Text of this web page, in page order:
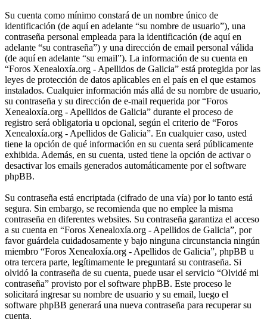
Su cuenta como mínimo constará de un nombre único de
identificación (de aquí en adelante “su nombre de usuario”), una
contraseña personal empleada para la identificación (de aquí en
adelante “su contraseña”) y una dirección de email personal válida
(de aquí en adelante “su email”). La información de su cuenta en
“Foros Xenealoxía.org - Apellidos de Galicia” está protegida por las
leyes de protección de datos aplicables en el país en el que estamos
instalados. Cualquier información más allá de su nombre de usuario,
su contraseña y su dirección de e-mail requerida por “Foros
Xenealoxía.org - Apellidos de Galicia” durante el proceso de
registro será obligatoria u opcional, según el criterio de “Foros
Xenealoxía.org - Apellidos de Galicia”. En cualquier caso, usted
tiene la opción de qué información en su cuenta será públicamente
exhibida. Además, en su cuenta, usted tiene la opción de activar o
desactivar los emails generados automáticamente por el software
phpBB.
Su contraseña está encriptada (cifrado de una vía) por lo tanto está
segura. Sin embargo, se recomienda que no emplee la misma
contraseña en diferentes websites. Su contraseña garantiza el acceso
a su cuenta en “Foros Xenealoxía.org - Apellidos de Galicia”, por
favor guárdela cuidadosamente y bajo ninguna circunstancia ningún
miembro “Foros Xenealoxía.org - Apellidos de Galicia”, phpBB u
otra tercera parte, legítimamente le preguntará su contraseña. Si
olvidó la contraseña de su cuenta, puede usar el servicio “Olvidé mi
contraseña” provisto por el software phpBB. Este proceso le
solicitará ingresar su nombre de usuario y su email, luego el
software phpBB generará una nueva contraseña para recuperar su
cuenta.